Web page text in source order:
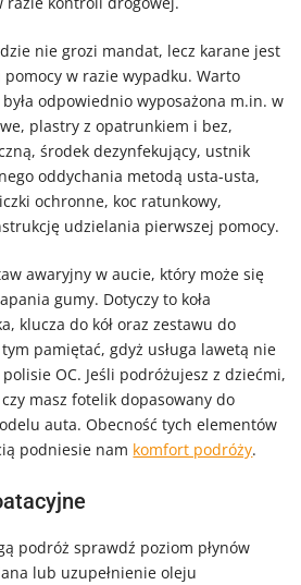
nie grozi mandat, lecz karane jest
w razie wypadku. Warto
odpowiednio wyposażona m.in. w
plastry z opatrunkiem i bez,
środek dezynfekujący, ustnik
oddychania metodą usta-usta,
ochronne, koc ratunkowy,
udzielania pierwszej pomocy.
awaryjny w aucie, który może się
gumy. Dotyczy to koła
klucza do kół oraz zestawu do
pamiętać, gdyż usługa lawetą nie
OC. Jeśli podróżujesz z dziećmi,
masz fotelik dopasowany do
auta. Obecność tych elementów
podniesie nam komfort podróży.
podróż sprawdź poziom płynów
lub uzupełnienie oleju